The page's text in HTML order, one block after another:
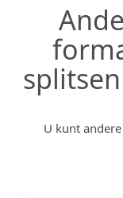
U kunt